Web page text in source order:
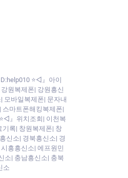
⭐◁』아이
원복제폰| 강원흥신
모바일복제폰| 문자내
스마트폰해킹복제폰|
』위치조회| 이천복
록| 창원복제폰| 창
신소| 경북흥신소| 경
흥흥신소| 에프원민
소| 충남흥신소| 충북
소